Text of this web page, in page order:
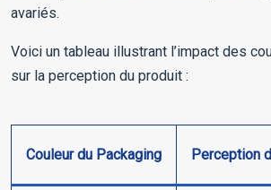
avariés.
Voici un tableau illustrant l’impact des
sur la perception du produit :
Couleur du Packaging Perception